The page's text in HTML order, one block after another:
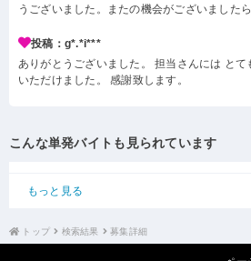
うございました。またの機会がございました
投稿：g*.*i***
ありがとうございました。 担当さんには と
いただけました。 感謝致します。
こんな単発バイトも見られています
もっと見る
トップ 検索結果 募集詳細